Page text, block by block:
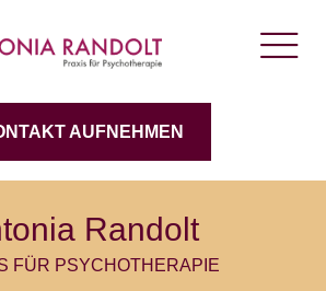
AUFNEHMEN
Randolt
FÜR PSYCHOTHERAPIE